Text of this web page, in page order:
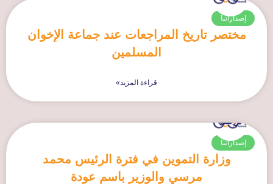
إصداراتنا
مختصر تاريخ المراجعات عند جماعة الإخوان
المسلمين
قراءة المزيد»
إصداراتنا
وزارة التموين في فترة الرئيس محمد
مرسي والوزير باسم عودة